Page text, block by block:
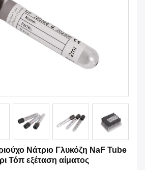
Νάτριο Γλυκόζη NaF Tube
Τόπ εξέταση αίματος